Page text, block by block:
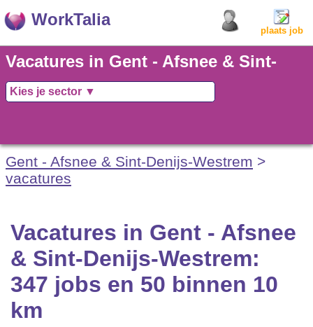
WorkTalia
plaats job
Vacatures in Gent - Afsnee & Sint-
Denijs-Westrem: 347 jobs en 50
binnen 10 km
Gent - Afsnee & Sint-Denijs-Westrem >
vacatures
Vacatures in Gent - Afsnee
& Sint-Denijs-Westrem:
347 jobs en 50 binnen 10
km